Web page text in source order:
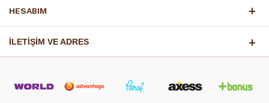
HESABIM
İLETİŞİM VE ADRES